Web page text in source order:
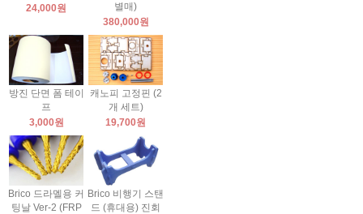
24,000원
별매)
380,000원
방진 단면 폼 테이
프
3,000원
캐노피 고정핀 (2
개 세트)
19,700원
Brico 드라멜용 커
팅날 Ver-2 (FRP
Brico 비행기 스탠
드 (휴대용) 진회